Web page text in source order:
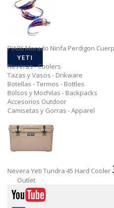
PIA06 Morado Ninfa Perdigon
YETI
Neveras - Coolers
Tazas y Vasos - Drikware
Botellas - Termos - Bottles
Bolsos y Mochilas - Backpacks
Accesorios Outdoor
Camisetas y Gorras - Apparel
Nevera Yeti Tundra 45 Hard Cooler
Outlet